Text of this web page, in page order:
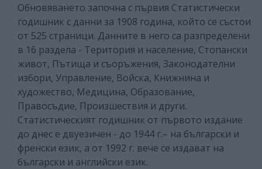
Обновяването започна с първия Статистически
годишник с данни за 1908 година, който се състои
от 525 страници. Данните в него са разпределени
в 16 раздела - Територия и население, Стопански
живот, Пътища и съоръжения, Законодателни
избори, Управление, Войска, Книжнина и
художество, Медицина, Образование,
Правосъдие, Произшествия и други.
Статистическият годишник от първото издание
до днес е двуезичен - до 1944 г.– на български и
френски език, а от 1992 г. вече се издават на
български и английски език.